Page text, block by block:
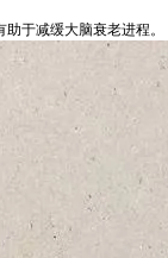
于减缓大脑衰老进程。